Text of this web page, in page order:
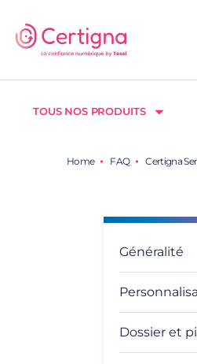
TOUS NOS PRODUITS
Home FAQ Certigna
Généralité
Dossier et